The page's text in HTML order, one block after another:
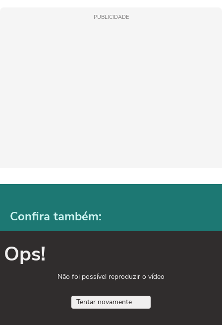
PUBLICIDADE
Confira também:
Ops!
Não foi possível reproduzir o vídeo
Tentar novamente